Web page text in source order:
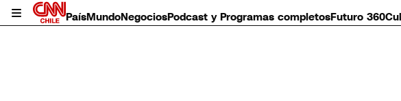
PaísMundoNegociosPodcast y Programas completosFuturo 360